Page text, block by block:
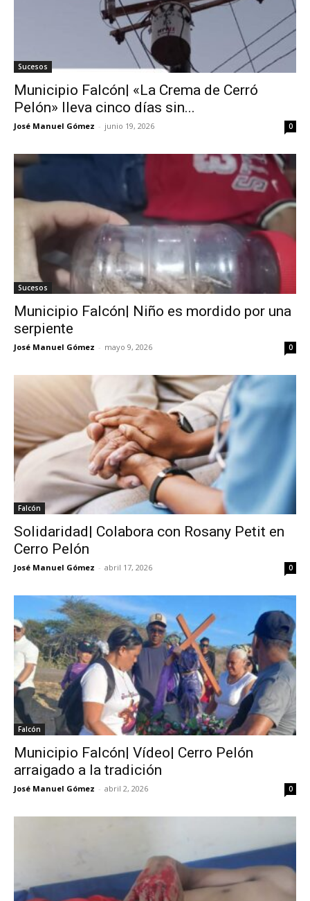
Sucesos
Municipio Falcón| «La Crema de Cerró
Pelón» lleva cinco días sin...
José Manuel Gómez - junio 19, 2026 0
Sucesos
Municipio Falcón| Niño es mordido por una
serpiente
José Manuel Gómez - mayo 9, 2026 0
Falcón
Solidaridad| Colabora con Rosany Petit en
Cerro Pelón
José Manuel Gómez - abril 17, 2026 0
Falcón
Municipio Falcón| Vídeo| Cerro Pelón
arraigado a la tradición
José Manuel Gómez - abril 2, 2026 0